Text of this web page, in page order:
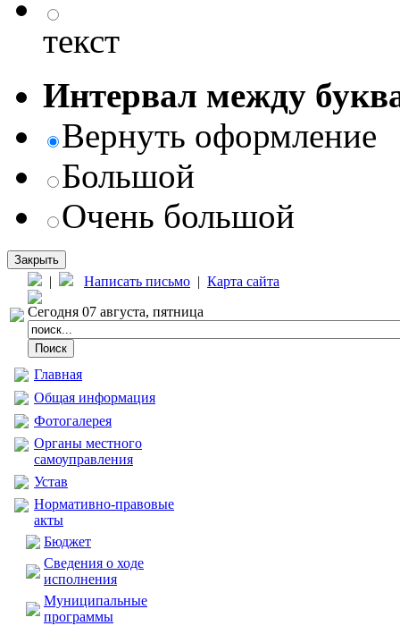
текст
Интервал между
Вернуть оформление
Большой
Очень большой
Закрыть
| Написать письмо | Карта сайта
Сегодня 07 августа, пятница
Главная
Общая информация
Фотогалерея
Органы местного
самоуправления
Устав
Нормативно-правовые
акты
Бюджет
Сведения о ходе
исполнения
Муниципальные
программы